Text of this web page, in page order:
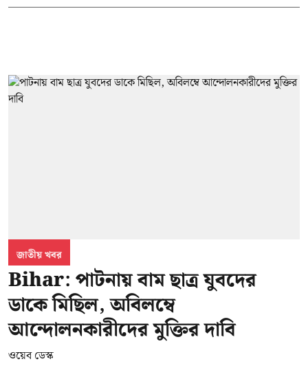
জাতীয় খবর
Bihar: পাটনায় বাম ছাত্র যুবদের
ডাকে মিছিল, অবিলম্বে
আন্দোলনকারীদের মুক্তির দাবি
ওয়েব ডেস্ক